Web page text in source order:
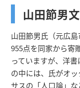
山田節男
山田節男氏（元広
955点を同家から寄
っていますが、洋
の中には、氏がオ
サスの「人口論」